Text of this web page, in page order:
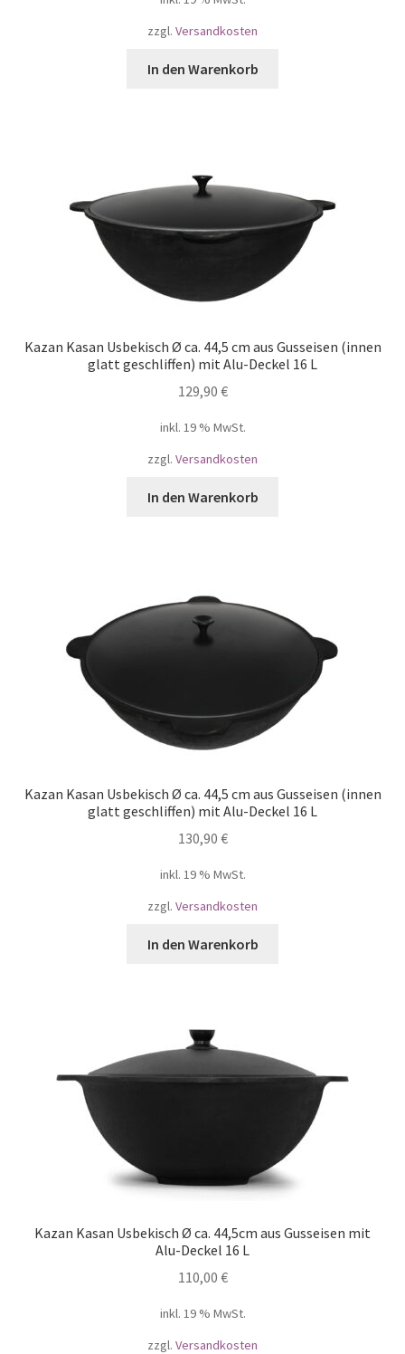
zzgl. Versandkosten
In den Warenkorb
Kazan Kasan Usbekisch Ø ca. 44,5 cm aus Gusseisen (innen
glatt geschliffen) mit Alu-Deckel 16 L
129,90 €
inkl. 19 % MwSt.
zzgl. Versandkosten
In den Warenkorb
Kazan Kasan Usbekisch Ø ca. 44,5 cm aus Gusseisen (innen
glatt geschliffen) mit Alu-Deckel 16 L
130,90 €
inkl. 19 % MwSt.
zzgl. Versandkosten
In den Warenkorb
Kazan Kasan Usbekisch Ø ca. 44,5cm aus Gusseisen mit
Alu-Deckel 16 L
110,00 €
inkl. 19 % MwSt.
zzgl. Versandkosten